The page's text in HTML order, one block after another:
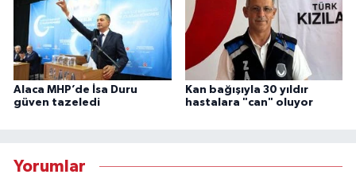
Alaca MHP’de İsa Duru
güven tazeledi
Kan bağışıyla 30 yıldır
hastalara "can" oluyor
Yorumlar